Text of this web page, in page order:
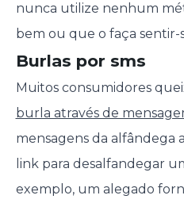
nunca utilize nenhum
bem ou que o faça sentir-
Burlas por sms
Muitos consumidores
burla através de
mensagens da alfândega
link para desalfandegar
exemplo, um alegado